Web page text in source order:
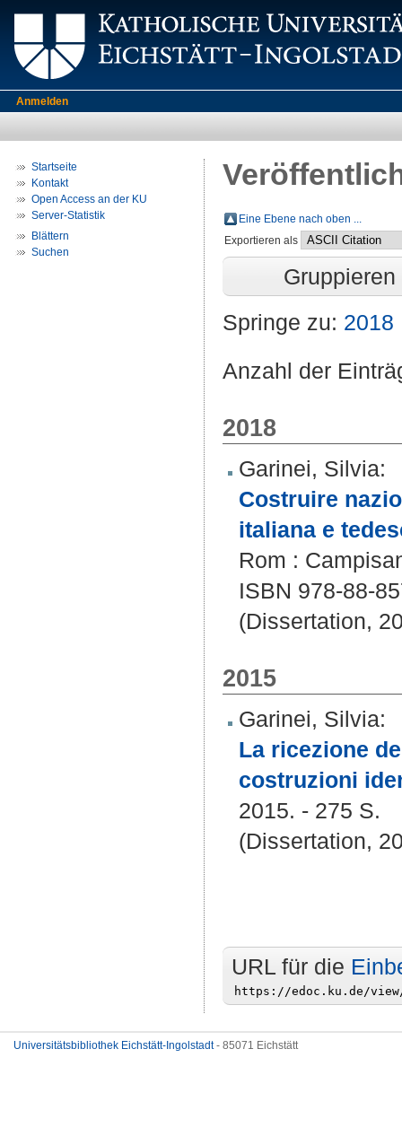
Anmelden
Startseite
Kontakt
Open Access an der KU
Server-Statistik
Blättern
Suchen
Eine Ebene nach oben ...
Exportieren als
Springe zu: 2018
Anzahl der
2018
Garinei, Silvia:
Costruire
italiana e
Rom :
ISBN 978-88-
(Dissertation,
2015
Garinei, Silvia:
La ricezione
costruzioni
2015. - 275 S.
(Dissertation,
URL für die
Universitätsbibliothek Eichstätt-Ingolstadt- 85071 Eichstätt